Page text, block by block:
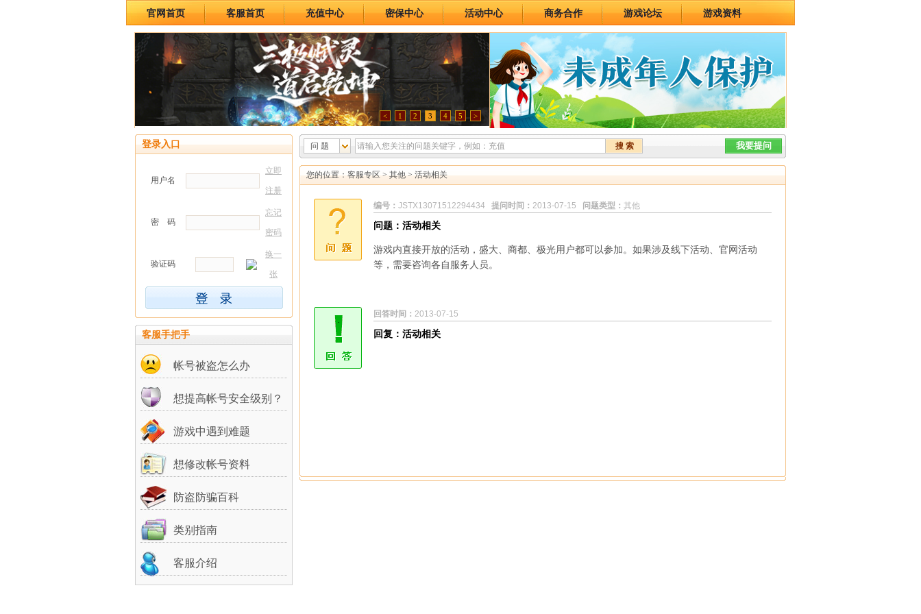
官网首页 客服首页 充值中心 密保中心 活动中心 商务合作 游戏论坛 游戏资料
< 1 2 3 4 5 >
登录入口
用户名
立即
注册
密 码
忘记
密码
验证码
换一
张
客服手把手
帐号被盗怎么办
想提高帐号安全级别？
游戏中遇到难题
想修改帐号资料
防盗防骗百科
类别指南
客服介绍
问 题
您的位置： 客服专区 > 其他 > 活动相关
编号： JSTX13071512294434 提问时间： 2013-07-15 问题类型： 其他
问题：活动相关
游戏内直接开放的活动，盛大、商都、极光用户都可以参加。如果涉及线下活动、官网活动
等，需要咨询各自服务人员。
回答时间： 2013-07-15
回复：活动相关